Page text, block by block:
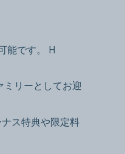
能です。 H
リーとしてお迎
ス特典や限定料